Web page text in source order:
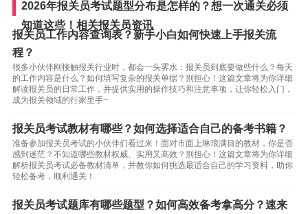
2026年报关员考试题型分布是怎样的？想一次通关必须
知道这些！相关报关员资讯
报关员工作内容查询表？新手小白如何快速上手报关流
程？
很多小伙伴刚接触报关行业时，都会一头雾水：报关员到底要做些什么？每天
的工作内容是什么？如何填写复杂的报关单据？别担心！这篇文章将为你详细
解读报关员的日常工作，并提供实用的操作技巧和注意事项，让你轻松入门，
成为报关领域的行家里手~
报关员考试教材有哪些？如何选择适合自己的备考书籍？
准备参加报关员考试的小伙伴们看过来！面对市面上琳琅满目的教材，你是否
感到迷茫？不知道哪些教材权威、实用又高效？别担心！这篇文章将为你详细
解析报关员考试必备教材清单，并教你如何挑选最适合自己的学习资料，助你
轻松备考，顺利通关！
报关员考试题库有哪些题型？如何高效备考拿高分？速来